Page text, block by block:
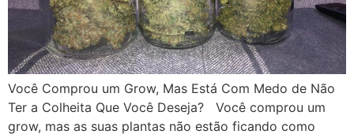
Você Comprou um Grow, Mas Está Com Medo de Não
Ter a Colheita Que Você Deseja? Você comprou um
grow, mas as suas plantas não estão ficando como